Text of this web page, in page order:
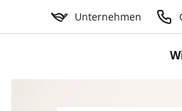
Unternehmen